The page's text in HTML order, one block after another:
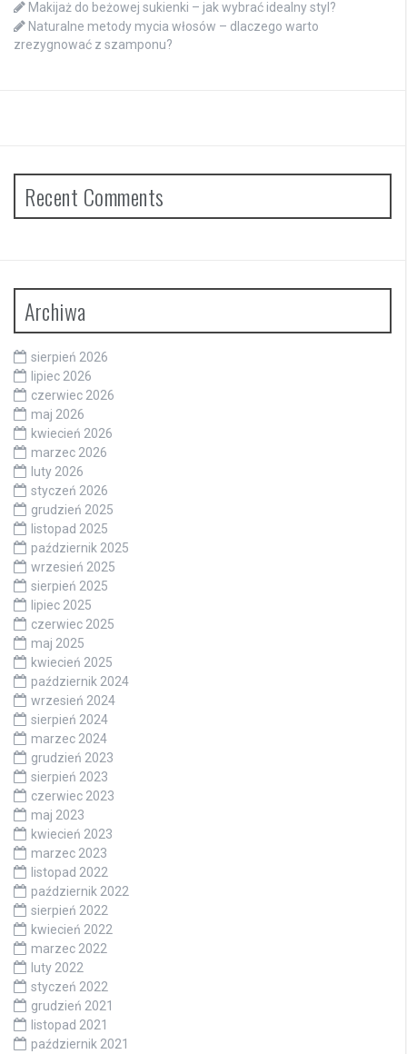
Makijaż do beżowej sukienki – jak wybrać idealny styl?
Naturalne metody mycia włosów – dlaczego warto
zrezygnować z szamponu?
Recent Comments
Archiwa
sierpień 2026
lipiec 2026
czerwiec 2026
maj 2026
kwiecień 2026
marzec 2026
luty 2026
styczeń 2026
grudzień 2025
listopad 2025
październik 2025
wrzesień 2025
sierpień 2025
lipiec 2025
czerwiec 2025
maj 2025
kwiecień 2025
październik 2024
wrzesień 2024
sierpień 2024
marzec 2024
grudzień 2023
sierpień 2023
czerwiec 2023
maj 2023
kwiecień 2023
marzec 2023
listopad 2022
październik 2022
sierpień 2022
kwiecień 2022
marzec 2022
luty 2022
styczeń 2022
grudzień 2021
listopad 2021
październik 2021